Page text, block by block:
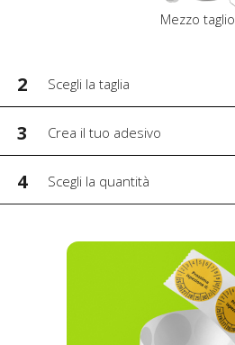
Mezzo taglio
2 Scegli la taglia
3 Crea il tuo adesivo
4 Scegli la quantità